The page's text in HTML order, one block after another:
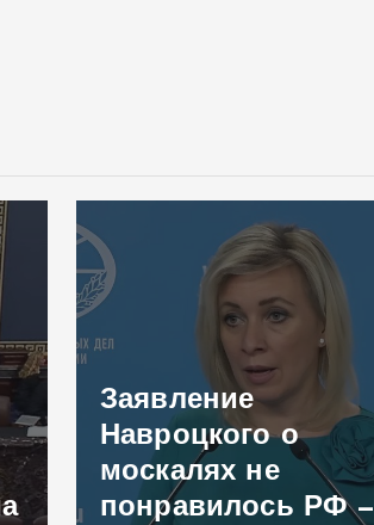
Заявление
Навроцкого о
москалях не
понравилось РФ —